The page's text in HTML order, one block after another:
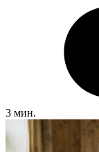
3 мин.